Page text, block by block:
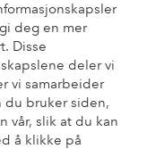
deg en mer
Disse
deler vi
vi samarbeider
du bruker siden,
vår, slik at du kan
å klikke på
i vår FAQ. Du finner
oss.
Betalingsmåte